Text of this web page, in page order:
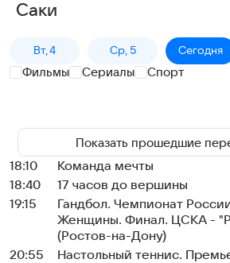
Саки
Вт, 4 Ср, 5 Сегодня
Фильмы Сериалы Спорт
Показать прошедшие
18:10
Команда мечты
18:40
17 часов до вершины
19:15
Гандбол. Чемпионат
Женщины. Финал. ЦСКА -
(Ростов-на-Дону)
20:55
Настольный теннис.